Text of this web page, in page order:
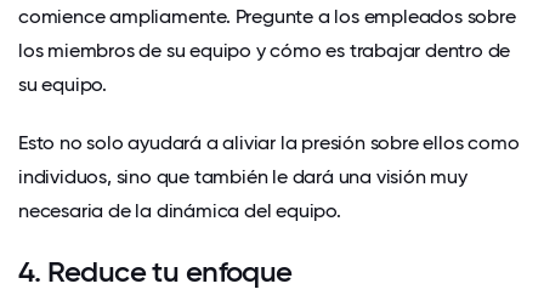
comience ampliamente. Pregunte a los empleados sobre
los miembros de su equipo y cómo es trabajar dentro de
su equipo.
Esto no solo ayudará a aliviar la presión sobre ellos como
individuos, sino que también le dará una visión muy
necesaria de la dinámica del equipo.
4. Reduce tu enfoque